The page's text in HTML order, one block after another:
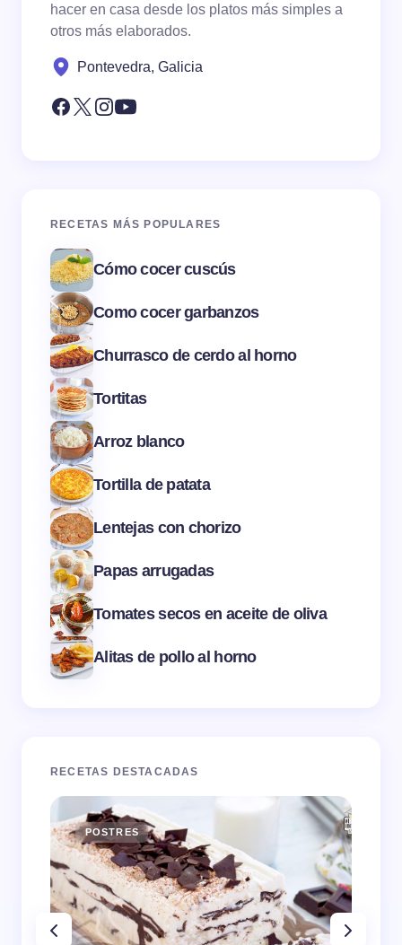
hacer en casa desde los platos más simples a
otros más elaborados.
Pontevedra, Galicia
RECETAS MÁS POPULARES
Cómo cocer cuscús
Como cocer garbanzos
Churrasco de cerdo al horno
Tortitas
Arroz blanco
Tortilla de patata
Lentejas con chorizo
Papas arrugadas
Tomates secos en aceite de oliva
Alitas de pollo al horno
RECETAS DESTACADAS
POSTRES